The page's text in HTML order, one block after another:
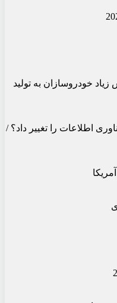
زیاد خودروسازان به تولید
اطلاعات را تغییر داد؟ /